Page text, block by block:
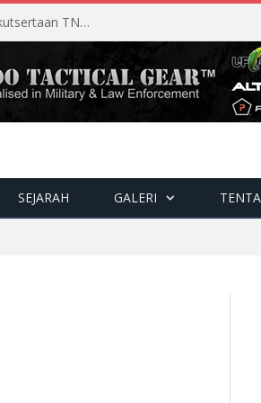
Perencanaan Matang Sopsau Dukung Kelancaran Keikutsertaan TNI AU di Pitch Black 2026
SEJARAH GALERI